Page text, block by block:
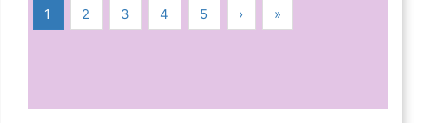
1 2 3 4 5 › »